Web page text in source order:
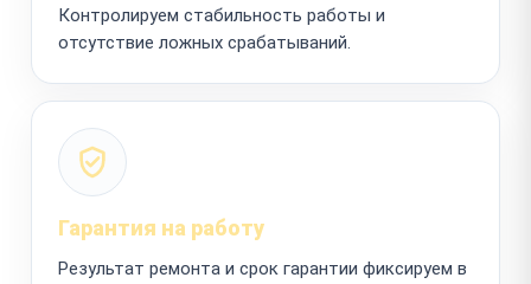
Контролируем стабильность работы и
отсутствие ложных срабатываний.
Гарантия на работу
Результат ремонта и срок гарантии фиксируем в